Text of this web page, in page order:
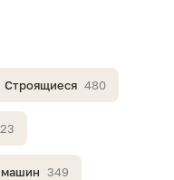
Строящиеся 480
349